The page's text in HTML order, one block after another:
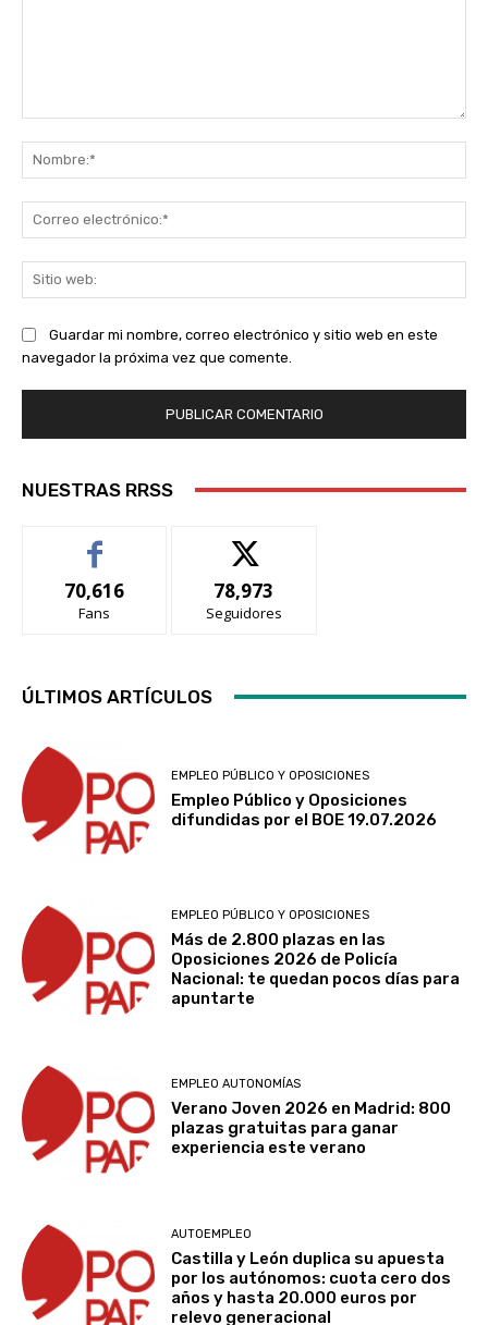
Guardar mi nombre, correo electrónico y sitio web en este
navegador la próxima vez que comente.
NUESTRAS RRSS
70,616
Fans
78,973
Seguidores
ÚLTIMOS ARTÍCULOS
EMPLEO PÚBLICO Y OPOSICIONES
Empleo Público y Oposiciones
difundidas por el BOE 19.07.2026
EMPLEO PÚBLICO Y OPOSICIONES
Más de 2.800 plazas en las
Oposiciones 2026 de Policía
Nacional: te quedan pocos días para
apuntarte
EMPLEO AUTONOMÍAS
Verano Joven 2026 en Madrid: 800
plazas gratuitas para ganar
experiencia este verano
AUTOEMPLEO
Castilla y León duplica su apuesta
por los autónomos: cuota cero dos
años y hasta 20.000 euros por
relevo generacional